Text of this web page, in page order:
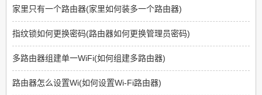
家里只有一个路由器(家里如何装多一个路由器)
指纹锁如何更换密码(路由器如何更换管理员密码)
多路由器组建单一WiFi(如何组建多路由器)
路由器怎么设置Wi(如何设置Wi-Fi路由器)